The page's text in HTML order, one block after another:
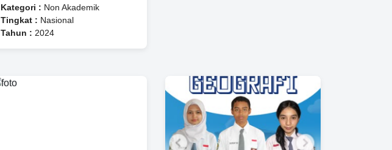
Kategori : Non Akademik
Tingkat : Nasional
Tahun : 2024